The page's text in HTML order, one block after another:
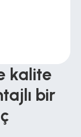
kalite
bir